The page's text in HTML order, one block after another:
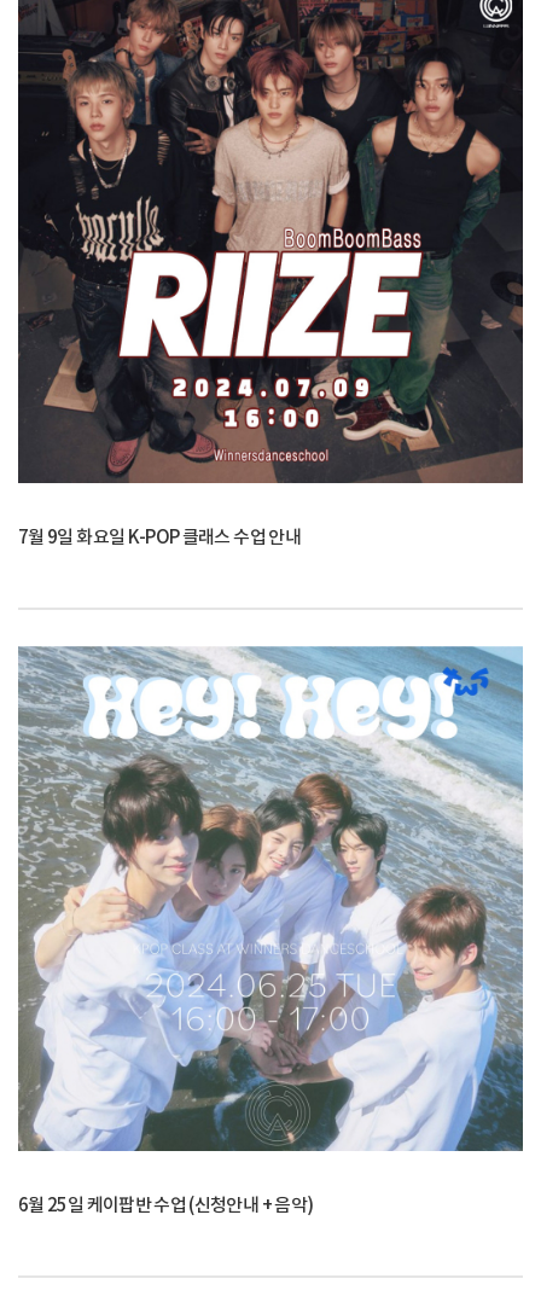
7월 9일 화요일 K-POP 클래스 수업 안내
6월 25일 케이팝반 수업 (신청안내 + 음악)